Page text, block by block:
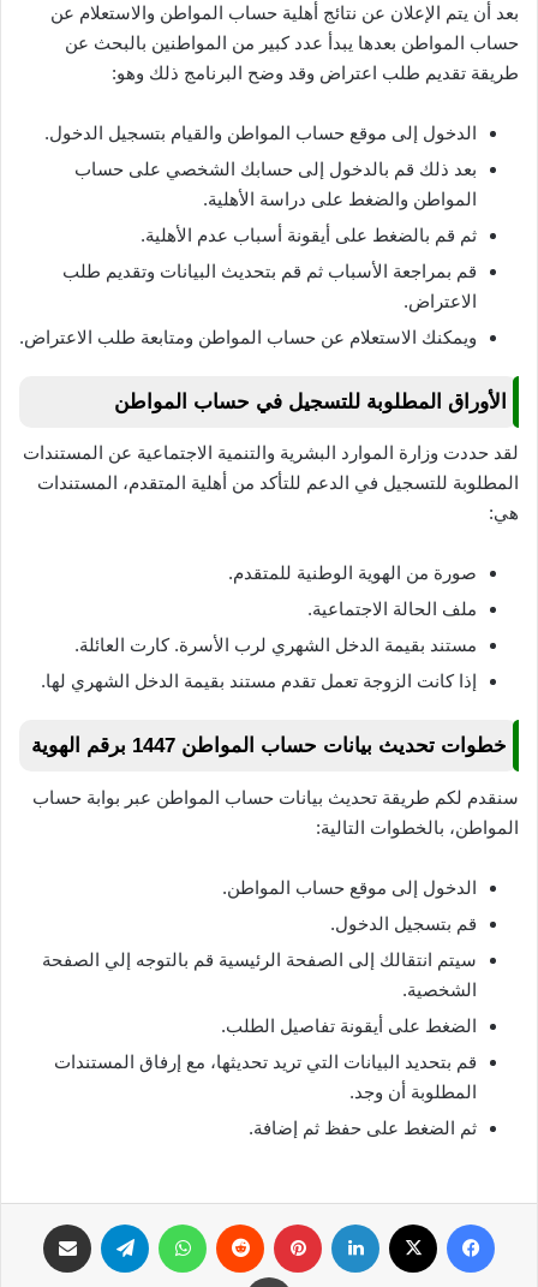
بعد أن يتم الإعلان عن نتائج أهلية حساب المواطن والاستعلام عن
حساب المواطن بعدها يبدأ عدد كبير من المواطنين بالبحث عن
طريقة تقديم طلب اعتراض وقد وضح البرنامج ذلك وهو:
الدخول إلى موقع حساب المواطن والقيام بتسجيل الدخول.
بعد ذلك قم بالدخول إلى حسابك الشخصي على حساب
المواطن والضغط على دراسة الأهلية.
ثم قم بالضغط على أيقونة أسباب عدم الأهلية.
قم بمراجعة الأسباب ثم قم بتحديث البيانات وتقديم طلب
الاعتراض.
ويمكنك الاستعلام عن حساب المواطن ومتابعة طلب الاعتراض.
الأوراق المطلوبة للتسجيل في حساب المواطن
لقد حددت وزارة الموارد البشرية والتنمية الاجتماعية عن المستندات
المطلوبة للتسجيل في الدعم للتأكد من أهلية المتقدم، المستندات
هي:
صورة من الهوية الوطنية للمتقدم.
ملف الحالة الاجتماعية.
مستند بقيمة الدخل الشهري لرب الأسرة. كارت العائلة.
إذا كانت الزوجة تعمل تقدم مستند بقيمة الدخل الشهري لها.
خطوات تحديث بيانات حساب المواطن 1447 برقم الهوية
سنقدم لكم طريقة تحديث بيانات حساب المواطن عبر بوابة حساب
المواطن، بالخطوات التالية:
الدخول إلى موقع حساب المواطن.
قم بتسجيل الدخول.
سيتم انتقالك إلى الصفحة الرئيسية قم بالتوجه إلي الصفحة
الشخصية.
الضغط على أيقونة تفاصيل الطلب.
قم بتحديد البيانات التي تريد تحديثها، مع إرفاق المستندات
المطلوبة أن وجد.
ثم الضغط على حفظ ثم إضافة.
فيسبوك لينكدإن بينتيريست واتساب تيلقرام
طباعة